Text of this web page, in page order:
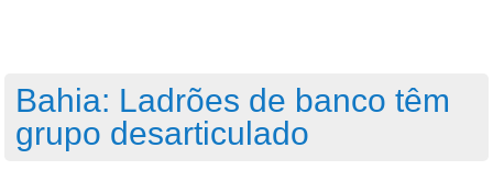
Bahia: Ladrões de banco têm
grupo desarticulado